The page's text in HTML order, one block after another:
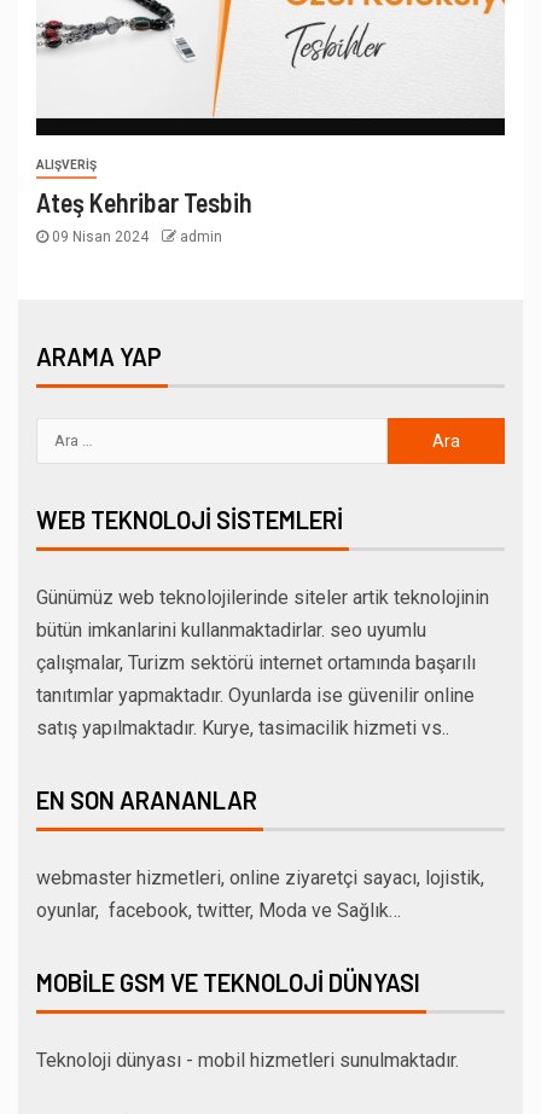
ALIŞVERIŞ
Ateş Kehribar Tesbih
09 Nisan 2024 admin
ARAMA YAP
WEB TEKNOLOJI SISTEMLERI
Günümüz web teknolojilerinde siteler artik teknolojinin
bütün imkanlarini kullanmaktadirlar. seo uyumlu
çalışmalar, Turizm sektörü internet ortamında başarılı
tanıtımlar yapmaktadır. Oyunlarda ise güvenilir online
satış yapılmaktadır. Kurye, tasimacilik hizmeti vs..
EN SON ARANANLAR
webmaster hizmetleri, online ziyaretçi sayacı, lojistik,
oyunlar, facebook, twitter, Moda ve Sağlık…
MOBILE GSM VE TEKNOLOJI DÜNYASI
Teknoloji dünyası - mobil hizmetleri sunulmaktadır.